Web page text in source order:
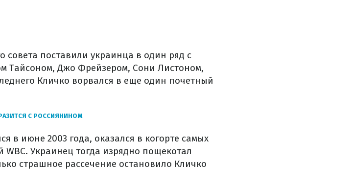
совета поставили украинца в один ряд с
Тайсоном, Джо Фрейзером, Сони Листоном,
Кличко ворвался в еще один почетный
С РОССИЯНИНОМ
в июне 2003 года, оказался в когорте самых
Украинец тогда изрядно пощекотал
страшное рассечение остановило Кличко